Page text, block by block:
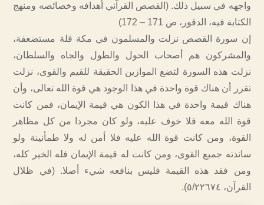
واجهه في سبيل ذلك. (القصص القرآني أهدافه وخصائصه ومنهج
الكتابة فيه، الدقور، ص 171 – 172)
إن سورة القصص نزلت والمسلمون في مكة قلة مستضعفة،
والمشركون هم أصحاب الحول والطول والجاه والسلطان،
نزلت هذه السورة لتضع الموازين الحقيقة للقيم والقوى، نزلت
تقرر أن هناك قوة واحدة في هذا الوجود هي قوة الله تعالى، وأن
هناك قيمة واحدة في هذا الكون هي قيمة الإيمان، فمن كانت
قوة الله معه فلا خوف عليه، ولو كان مجردا من كل مظاهر
القوة، ومن كانت قوة الله عليه فلا أمن له ولا طمأنينة ولو
ساندته جميع القوى، ومن كانت له قيمة الإيمان فله الخير كله،
ومن فقد هذه القيمة فليس بنافعه شيء أصلا. (في ظلال
القرآن، ٥/٢٢٦٧٤).